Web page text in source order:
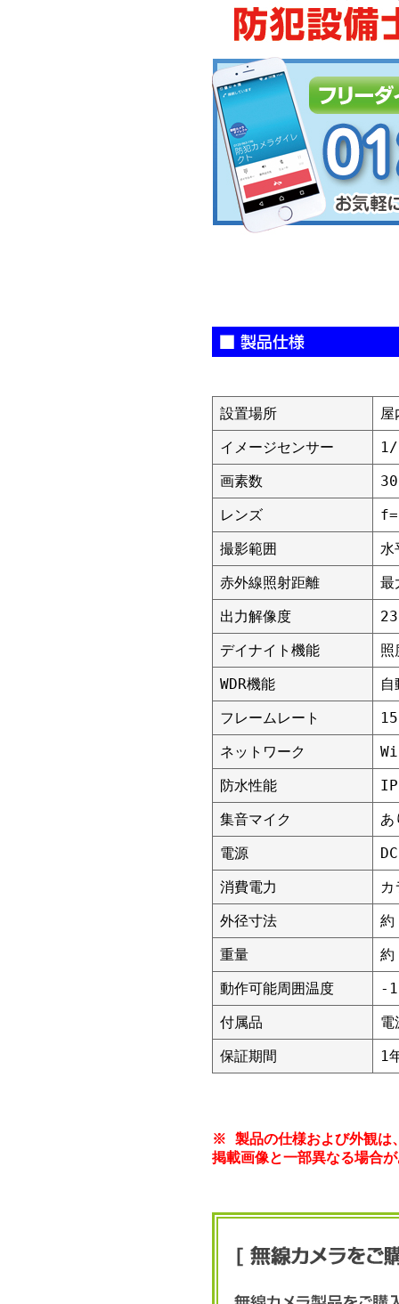
設置場所
イメージセンサー
画素数
レンズ
撮影範囲
赤外線照射距離
最
出力解像度
デイナイト機能
照
WDR機能
自
フレームレート
ネットワーク
防水性能
集音マイク
あ
電源
消費電力
外径寸法
約
重量
動作可能周囲温度
-
付属品
電
保証期間
1
※ 製品の仕様および外観は
掲載画像と一部異なる場合